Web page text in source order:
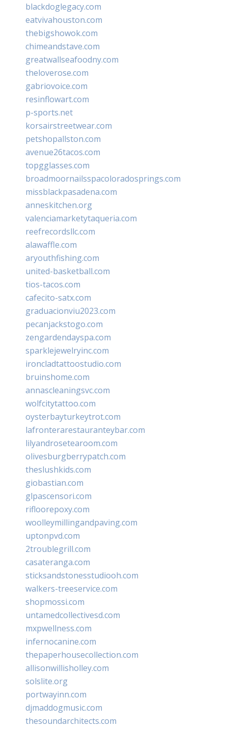
blackdoglegacy.com
eatvivahouston.com
thebigshowok.com
chimeandstave.com
greatwallseafoodny.com
theloverose.com
gabriovoice.com
resinflowart.com
p-sports.net
korsairstreetwear.com
petshopallston.com
avenue26tacos.com
topgglasses.com
broadmoornailsspacoloradosprings.com
missblackpasadena.com
anneskitchen.org
valenciamarketytaqueria.com
reefrecordsllc.com
alawaffle.com
aryouthfishing.com
united-basketball.com
tios-tacos.com
cafecito-satx.com
graduacionviu2023.com
pecanjackstogo.com
zengardendayspa.com
sparklejewelryinc.com
ironcladtattoostudio.com
bruinshome.com
annascleaningsvc.com
wolfcitytattoo.com
oysterbayturkeytrot.com
lafronterarestauranteybar.com
lilyandrosetearoom.com
olivesburgberrypatch.com
theslushkids.com
giobastian.com
glpascensori.com
rifloorepoxy.com
woolleymillingandpaving.com
uptonpvd.com
2troublegrill.com
casateranga.com
sticksandstonesstudiooh.com
walkers-treeservice.com
shopmossi.com
untamedcollectivesd.com
mxpwellness.com
infernocanine.com
thepaperhousecollection.com
allisonwillisholley.com
solslite.org
portwayinn.com
djmaddogmusic.com
thesoundarchitects.com